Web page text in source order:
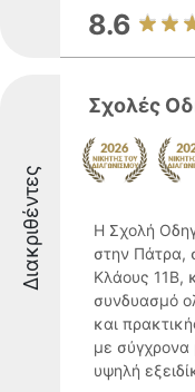
8.6
Διακριθέντες
Σχολές
Η Σχολή
στην Πάτρα,
Κλάους 11Β,
συνδυασμό
και
με σύγχρονα
υψηλή